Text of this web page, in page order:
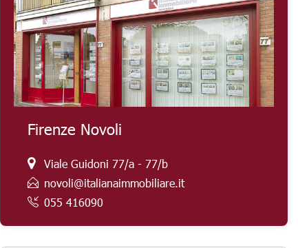
Firenze Novoli
Viale Guidoni 77/a - 77/b
novoli@italianaimmobiliare.it
055 416090